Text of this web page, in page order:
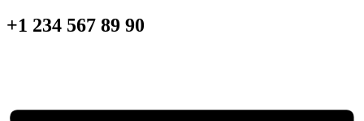
+1 234 567 89 90